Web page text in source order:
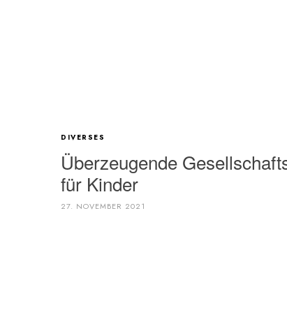
DIVERSES
Überzeugende
für Kinder
27. NOVEMBER 2021